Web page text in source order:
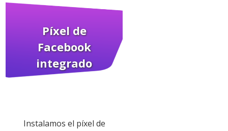
Píxel de
Facebook
integrado
Instalamos el píxel de